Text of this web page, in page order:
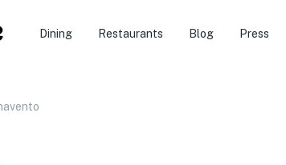
Dining Restaurants Blog Press